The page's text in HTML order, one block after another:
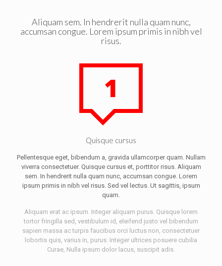
Aliquam sem. In hendrerit nulla quam nunc,
accumsan congue. Lorem ipsum primis in nibh vel
risus.
Quisque cursus
Pellentesque eget, bibendum a, gravida ullamcorper quam. Nullam
viverra consectetuer. Quisque cursus et, porttitor risus. Aliquam
sem. In hendrerit nulla quam nunc, accumsan congue. Lorem
ipsum primis in nibh vel risus. Sed vel lectus. Ut sagittis, ipsum
quam.
Aliquam erat ac ipsum. Integer aliquam purus. Quisque lorem
tortor fringilla sed, vestibulum id, eleifend justo vel bibendum
sapien massa ac turpis faucibus orci luctus non, consectetuer
lobortis quis, varius in, purus. Integer ultrices posuere cubilia
Curae, Nulla ipsum dolor lacus, suscipit adis.